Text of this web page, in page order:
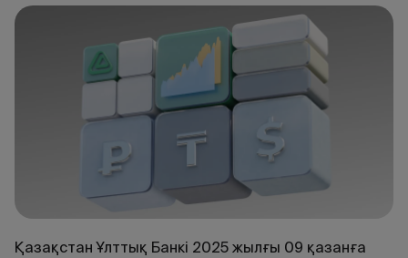
Қазақстан Ұлттық Банкі 2025 жылғы 09 қазанға